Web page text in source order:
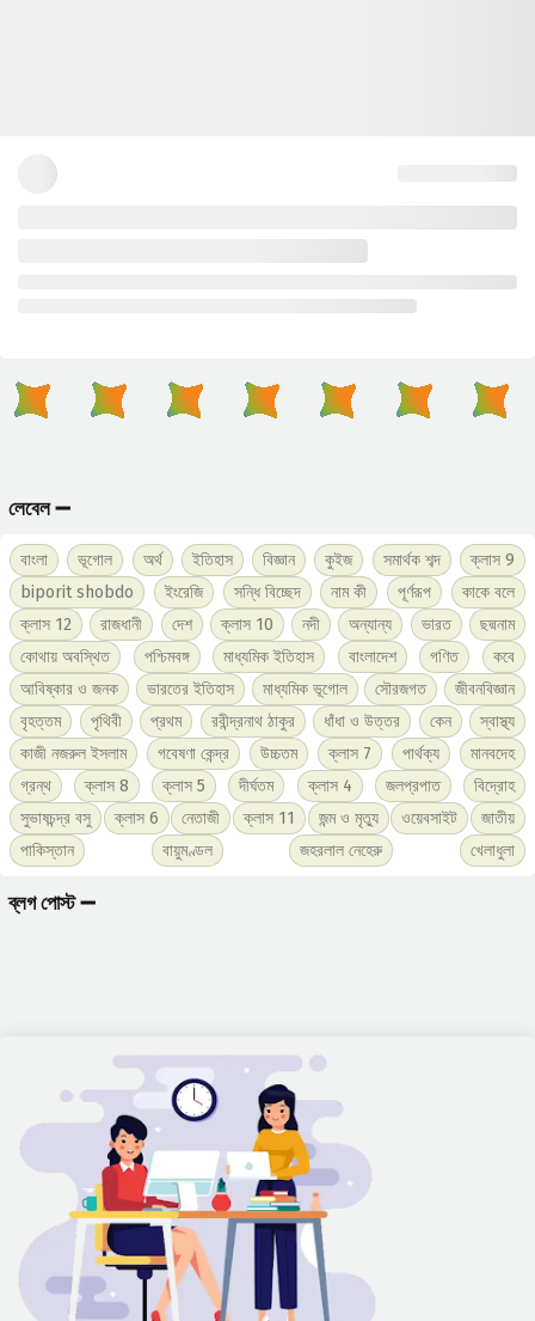
লেবেল ➖
বাংলা ভূগোল অর্থ ইতিহাস বিজ্ঞান কুইজ সমার্থক শব্দ
ক্লাস 9
biporit shobdo
ইংরেজি সন্ধি বিচ্ছেদ নাম কী পূর্ণরূপ
কাকে বলে
ক্লাস 12
রাজধানী দেশ ক্লাস 10 নদী অন্যান্য ভারত
ছদ্মনাম
কোথায় অবস্থিত
পশ্চিমবঙ্গ মাধ্যমিক ইতিহাস বাংলাদেশ গণিত
কবে
আবিষ্কার ও জনক
ভারতের ইতিহাস মাধ্যমিক ভূগোল সৌরজগত
জীবনবিজ্ঞান
বৃহত্তম
পৃথিবী প্রথম রবীন্দ্রনাথ ঠাকুর ধাঁধা ও উত্তর কেন
স্বাস্থ্য
কাজী নজরুল ইসলাম
গবেষণা কেন্দ্র উচ্চতম ক্লাস 7 পার্থক্য
মানবদেহ
গ্রন্থ
ক্লাস 8 ক্লাস 5 দীর্ঘতম ক্লাস 4 জলপ্রপাত
বিদ্রোহ
সুভাষচন্দ্র বসু
ক্লাস 6 নেতাজী ক্লাস 11 জন্ম ও মৃত্যু ওয়েবসাইট
জাতীয়
পাকিস্তান
বায়ুমণ্ডল জহরলাল নেহেরু খেলাধুলা
ব্লগ পোস্ট ➖